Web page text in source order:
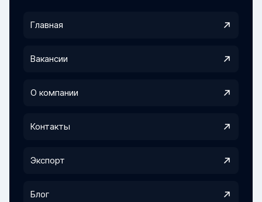
Главная
Вакансии
О компании
Контакты
Экспорт
Блог